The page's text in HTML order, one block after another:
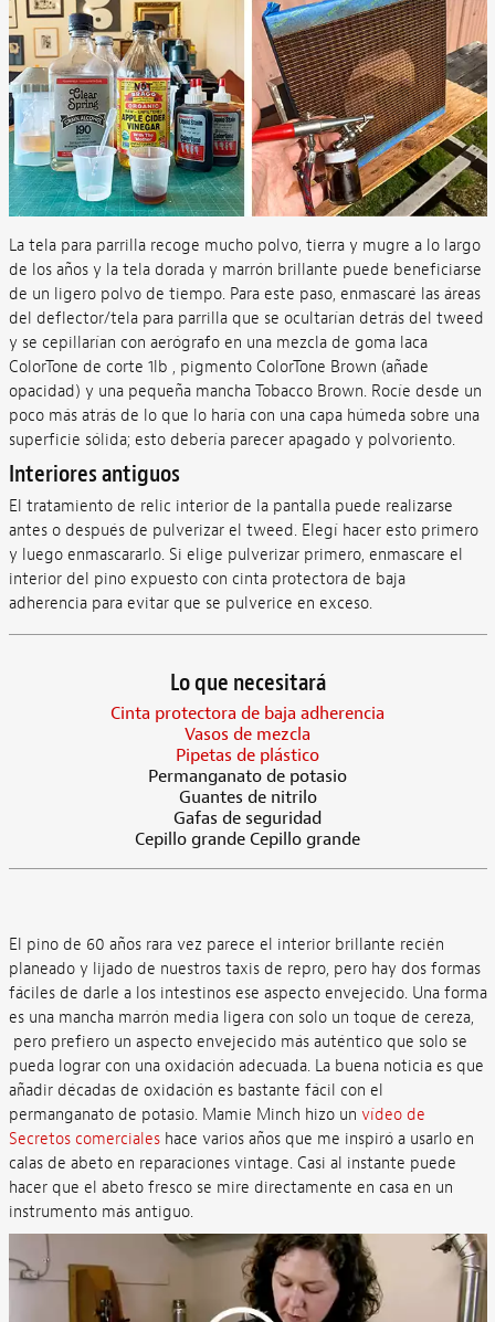
La tela para parrilla recoge mucho polvo, tierra y mugre a lo largo
de los años y la tela dorada y marrón brillante puede beneficiarse
de un ligero polvo de tiempo. Para este paso, enmascaré las áreas
del deflector/tela para parrilla que se ocultarían detrás del tweed
y se cepillarían con aerógrafo en una mezcla de goma laca
ColorTone de corte 1lb , pigmento ColorTone Brown (añade
opacidad) y una pequeña mancha Tobacco Brown. Rocíe desde un
poco más atrás de lo que lo haría con una capa húmeda sobre una
superficie sólida; esto debería parecer apagado y polvoriento.
Interiores antiguos
El tratamiento de relic interior de la pantalla puede realizarse
antes o después de pulverizar el tweed. Elegí hacer esto primero
y luego enmascararlo. Si elige pulverizar primero, enmascare el
interior del pino expuesto con cinta protectora de baja
adherencia para evitar que se pulverice en exceso.
Lo que necesitará
Cinta protectora de baja adherencia
Vasos de mezcla
Pipetas de plástico
Permanganato de potasio
Guantes de nitrilo
Gafas de seguridad
Cepillo grande Cepillo grande
El pino de 60 años rara vez parece el interior brillante recién
planeado y lijado de nuestros taxis de repro, pero hay dos formas
fáciles de darle a los intestinos ese aspecto envejecido. Una forma
es una mancha marrón media ligera con solo un toque de cereza,
pero prefiero un aspecto envejecido más auténtico que solo se
pueda lograr con una oxidación adecuada. La buena noticia es que
añadir décadas de oxidación es bastante fácil con el
permanganato de potasio. Mamie Minch hizo un vídeo de
Secretos comercialeshace varios años que me inspiró a usarlo en
calas de abeto en reparaciones vintage. Casi al instante puede
hacer que el abeto fresco se mire directamente en casa en un
instrumento más antiguo.